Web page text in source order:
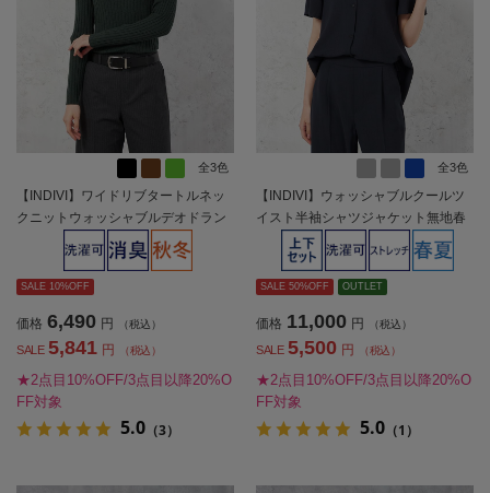
全3色
【INDIVI】ワイドリブタートルネッ
クニットウォッシャブルデオドラン
ト無地秋冬【レディース】
SALE 10%OFF
価格 6,490 円 （税込）
SALE 5,841 円 （税込）
★2点目10%OFF/3点目以降20%O
FF対象
5.0 （3）
全3色
【INDIVI】ウォッシャブルクールツ
イスト半袖シャツジャケット無地春
夏【レディース】
SALE 50%OFF OUTLET
価格 11,000 円 （税込）
SALE 5,500 円 （税込）
★2点目10%OFF/3点目以降20%O
FF対象
5.0 （1）